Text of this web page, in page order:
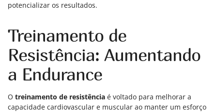
potencializar os resultados.
Treinamento de
Resistência: Aumentando
a Endurance
O treinamento de resistência é voltado para melhorar a
capacidade cardiovascular e muscular ao manter um esforço